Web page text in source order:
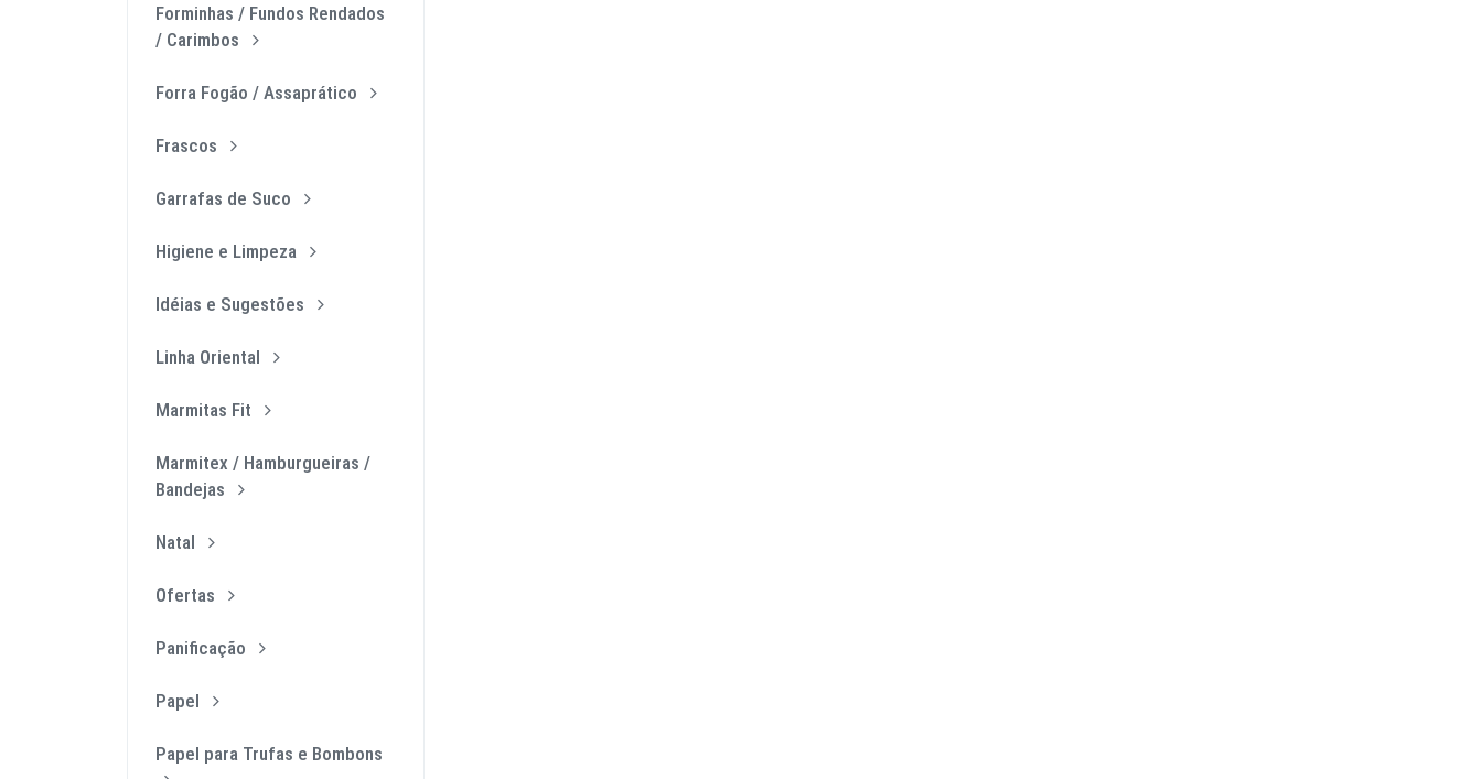
Forminhas / Fundos Rendados
/ Carimbos
Forra Fogão / Assaprático
Frascos
Garrafas de Suco
Higiene e Limpeza
Idéias e Sugestões
Linha Oriental
Marmitas Fit
Marmitex / Hamburgueiras /
Bandejas
Natal
Ofertas
Panificação
Papel
Papel para Trufas e Bombons